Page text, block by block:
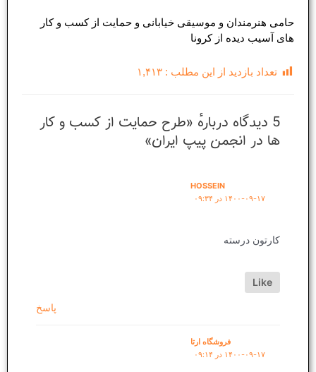
حامی هنرمندان و موسیقی خیابانی و حمایت از کسب و کار
های آسیب دیده از کرونا
تعداد بازدید از این مطلب : ۱,۴۱۳
5 دیدگاه دربارهٔ «طرح حمایت از کسب و کار
ها در انجمن پیپ ایران»
HOSSEIN
۱۴۰۰-۰۹-۱۷ در ۰۹:۳۴
کارتون درسته
Like
پاسخ
فروشگاه ارتا
۱۴۰۰-۰۹-۱۷ در ۰۹:۱۴